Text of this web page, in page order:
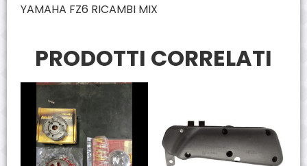
YAMAHA FZ6 RICAMBI MIX
PRODOTTI CORRELATI